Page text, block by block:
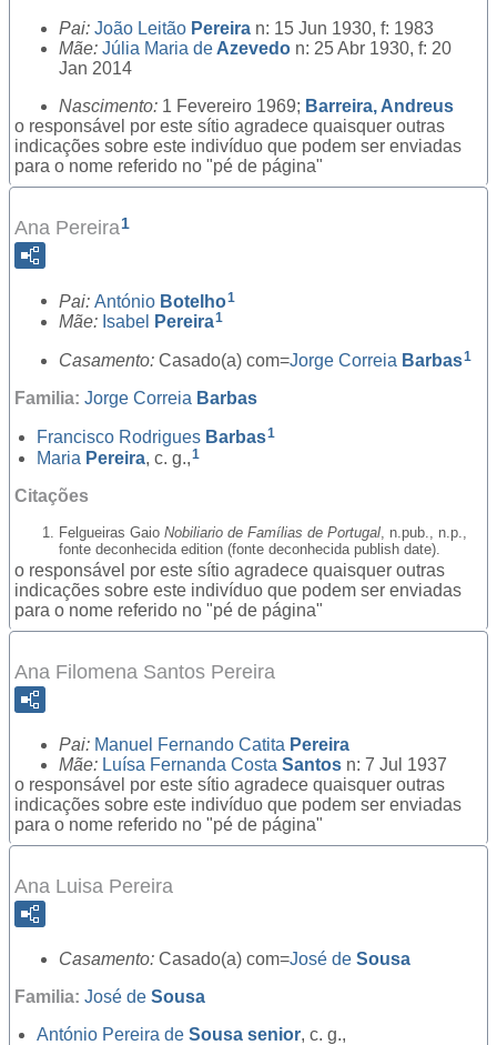
Pai: João Leitão Pereira n: 15 Jun 1930, f: 1983
Mãe: Júlia Maria de Azevedo n: 25 Abr 1930, f: 20
Jan 2014
Nascimento: 1 Fevereiro 1969; Barreira, Andreus
o responsável por este sítio agradece quaisquer outras
indicações sobre este indivíduo que podem ser enviadas
para o nome referido no "pé de página"
Ana Pereira 1
Pai: António Botelho1
Mãe: Isabel Pereira1
Casamento: Casado(a) com=Jorge Correia Barbas1
Familia: Jorge Correia Barbas
Francisco Rodrigues Barbas1
Maria Pereira, c. g.,1
Citações
Felgueiras Gaio Nobiliario de Famílias de Portugal , n.pub., n.p.,
fonte deconhecida edition (fonte deconhecida publish date).
o responsável por este sítio agradece quaisquer outras
indicações sobre este indivíduo que podem ser enviadas
para o nome referido no "pé de página"
Ana Filomena Santos Pereira
Pai: Manuel Fernando Catita Pereira
Mãe: Luísa Fernanda Costa Santos n: 7 Jul 1937
o responsável por este sítio agradece quaisquer outras
indicações sobre este indivíduo que podem ser enviadas
para o nome referido no "pé de página"
Ana Luisa Pereira
Casamento: Casado(a) com=José de Sousa
Familia: José de Sousa
António Pereira de Sousa senior, c. g.,